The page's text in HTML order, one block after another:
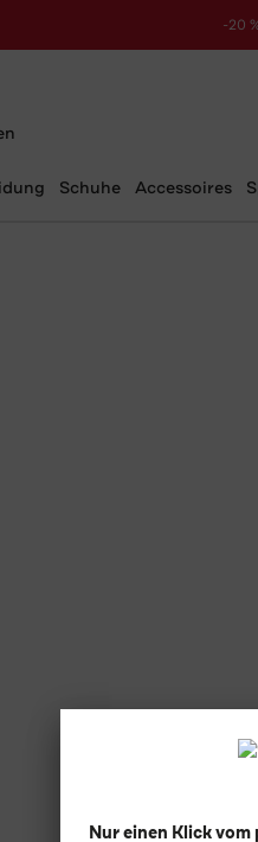
-20
Schuhe Accessoires